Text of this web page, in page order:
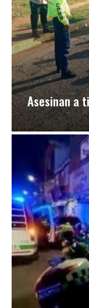
Asesinan a